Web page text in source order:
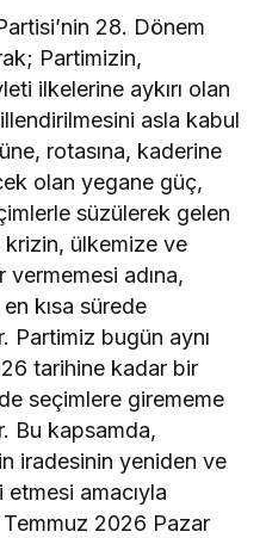
28. Dönem
Partimizin,
ilkelerine aykırı olan
asla kabul
rotasına, kaderine
olan yegane güç,
süzülerek gelen
krizin, ülkemize ve
adına,
kısa sürede
Partimiz bugün aynı
tarihine kadar bir
seçimlere girememe
Bu kapsamda,
iradesinin yeniden ve
etmesi amacıyla
Temmuz 2026 Pazar